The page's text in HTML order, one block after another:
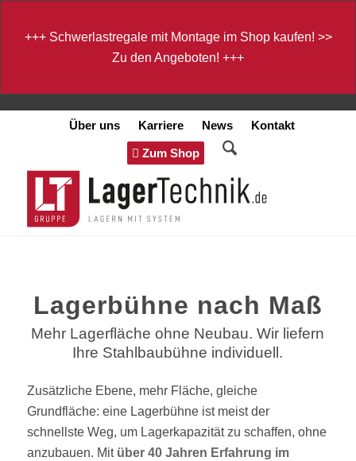
+++ Schwerlastregale mit Montage im Shop kaufen! >>
Zu den Angeboten! +++
Über uns Karriere News Kontakt
Zum Shop
Lagerbühne nach Maß
Mehr Lagerfläche ohne Neubau. Wir liefern
Ihre Stahlbaubühne individuell.
Zusätzliche Ebene, mehr Fläche, gleiche
Grundfläche: eine Lagerbühne ist meist der
schnellste Weg, um Lagerkapazität zu schaffen, ohne
anzubauen. Mit über 40 Jahren Erfahrung im